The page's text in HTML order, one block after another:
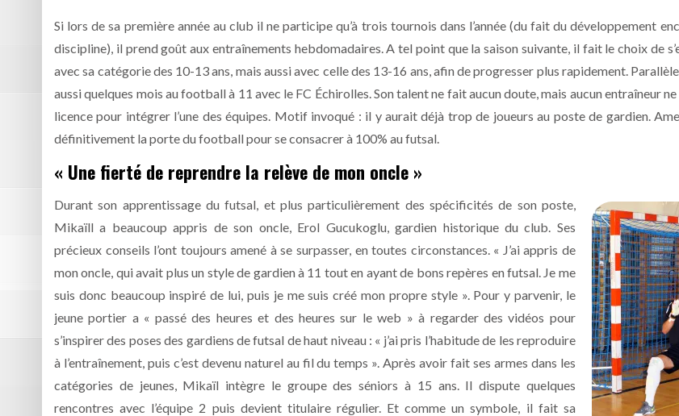
Si lors de sa première année au club il ne participe qu’à trois tournois dans l’année (du fait du développement
discipline), il prend goût aux entraînements hebdomadaires. A tel point que la saison suivante, il fait le choix de
avec sa catégorie des 10-13 ans, mais aussi avec celle des 13-16 ans, afin de progresser plus rapidement.
aussi quelques mois au football à 11 avec le FC Échirolles. Son talent ne fait aucun doute, mais aucun entraîneur
licence pour intégrer l’une des équipes. Motif invoqué : il y aurait déjà trop de joueurs au poste de gardien.
définitivement la porte du football pour se consacrer à 100% au futsal.
« Une fierté de reprendre la relève de mon oncle »
Durant son apprentissage du futsal, et plus particulièrement des spécificités de son poste,
Mikaïll a beaucoup appris de son oncle, Erol Gucukoglu, gardien historique du club. Ses
précieux conseils l’ont toujours amené à se surpasser, en toutes circonstances. « J’ai appris de
mon oncle, qui avait plus un style de gardien à 11 tout en ayant de bons repères en futsal. Je me
suis donc beaucoup inspiré de lui, puis je me suis créé mon propre style ». Pour y parvenir, le
jeune portier a « passé des heures et des heures sur le web » à regarder des vidéos pour
s’inspirer des poses des gardiens de futsal de haut niveau : « j’ai pris l’habitude de les reproduire
à l’entraînement, puis c’est devenu naturel au fil du temps ». Après avoir fait ses armes dans les
catégories de jeunes, Mikaïl intègre le groupe des séniors à 15 ans. Il dispute quelques
rencontres avec l’équipe 2 puis devient titulaire régulier. Et comme un symbole, il fait sa